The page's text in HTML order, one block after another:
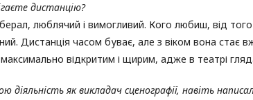
дистанцію?
люблячий і вимогливий. Кого любиш, від
Дистанція часом буває, але з віком вона стає
відкритим і щирим, адже в театрі
діяльність як викладач сценографії, навіть